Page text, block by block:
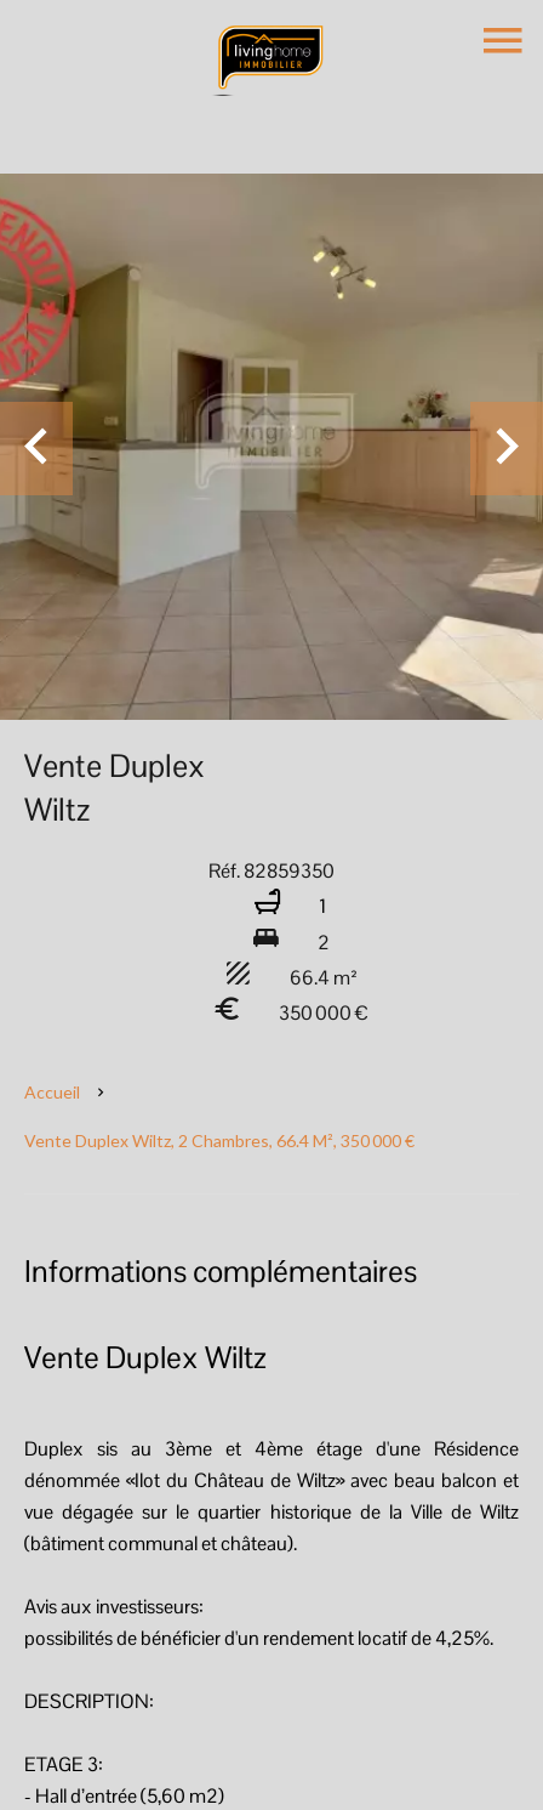
Vente Duplex
Wiltz
Réf. 82859350
1
2
66.4 m²
350 000 €
Accueil
Vente Duplex Wiltz, 2 Chambres, 66.4 M², 350 000 €
Informations complémentaires
Vente Duplex Wiltz
Duplex sis au 3ème et 4ème étage d'une Résidence
dénommée «Ilot du Château de Wiltz» avec beau balcon et
vue dégagée sur le quartier historique de la Ville de Wiltz
(bâtiment communal et château).
Avis aux investisseurs:
possibilités de bénéficier d'un rendement locatif de 4,25%.
DESCRIPTION:
ETAGE 3:
- Hall d’entrée (5,60 m2)